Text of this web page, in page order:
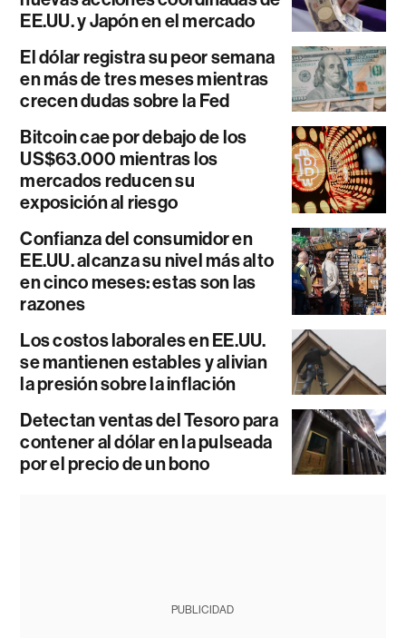
EE.UU. y Japón en el mercado
El dólar registra su peor semana
en más de tres meses mientras
crecen dudas sobre la Fed
Bitcoin cae por debajo de los
US$63.000 mientras los
mercados reducen su
exposición al riesgo
Confianza del consumidor en
EE.UU. alcanza su nivel más alto
en cinco meses: estas son las
razones
Los costos laborales en EE.UU.
se mantienen estables y alivian
la presión sobre la inflación
Detectan ventas del Tesoro para
contener al dólar en la pulseada
por el precio de un bono
PUBLICIDAD